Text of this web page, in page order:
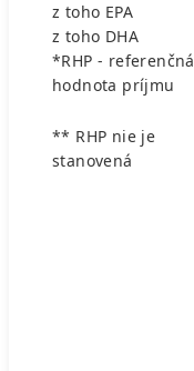
z toho EPA
z toho DHA
*RHP - referenčná
hodnota príjmu
** RHP nie je
stanovená